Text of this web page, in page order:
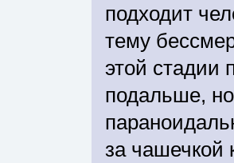
подходит
тему
этой стадии
подальше,
за чашечкой